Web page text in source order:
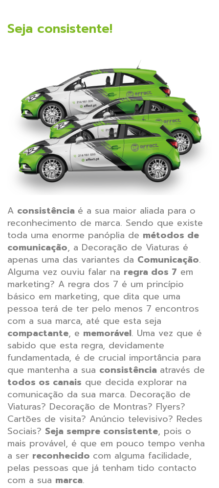
Seja consistente!
A consistência é a sua maior aliada para o
reconhecimento de marca. Sendo que existe
toda uma enorme panóplia de métodos de
comunicação, a Decoração de Viaturas é
apenas uma das variantes da Comunicação.
Alguma vez ouviu falar na regra dos 7 em
marketing? A regra dos 7 é um princípio
básico em marketing, que dita que uma
pessoa terá de ter pelo menos 7 encontros
com a sua marca, até que esta seja
compactante, e memorável. Uma vez que é
sabido que esta regra, devidamente
fundamentada, é de crucial importância para
que mantenha a sua consistência através de
todos os canais que decida explorar na
comunicação da sua marca. Decoração de
Viaturas? Decoração de Montras? Flyers?
Cartões de visita? Anúncio televisivo? Redes
Sociais? Seja sempre consistente, pois o
mais provável, é que em pouco tempo venha
a ser reconhecido com alguma facilidade,
pelas pessoas que já tenham tido contacto
com a sua marca.